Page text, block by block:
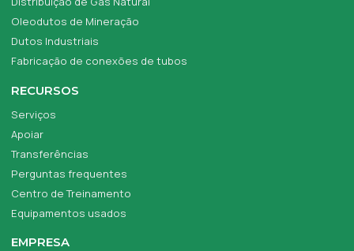
Oleodutos de Mineração
Dutos Industriais
Fabricação de conexões de tubos
RECURSOS
Serviços
Apoiar
Transferências
Perguntas frequentes
Centro de Treinamento
Equipamentos usados
EMPRESA